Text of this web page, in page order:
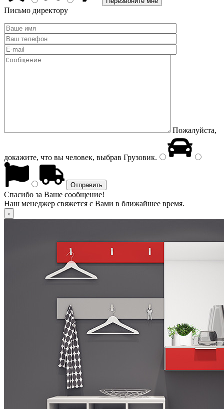
Письмо директору
Пожалуйста,
докажите, что вы человек, выбрав Грузовик.
Спасибо за Ваше сообщение!
Наш менеджер свяжется с Вами в ближайшее время.